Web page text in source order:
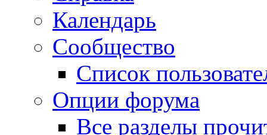
Календарь
Сообщество
Список
Опции форума
Все разделы